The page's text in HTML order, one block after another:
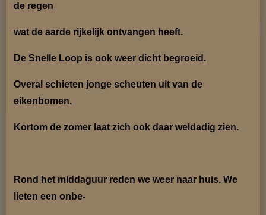
de regen
wat de aarde rijkelijk ontvangen heeft.
De Snelle Loop is ook weer dicht begroeid.
Overal schieten jonge scheuten uit van de
eikenbomen.
Kortom de zomer laat zich ook daar weldadig zien.
Rond het middaguur reden we weer naar huis. We
lieten een onbe-